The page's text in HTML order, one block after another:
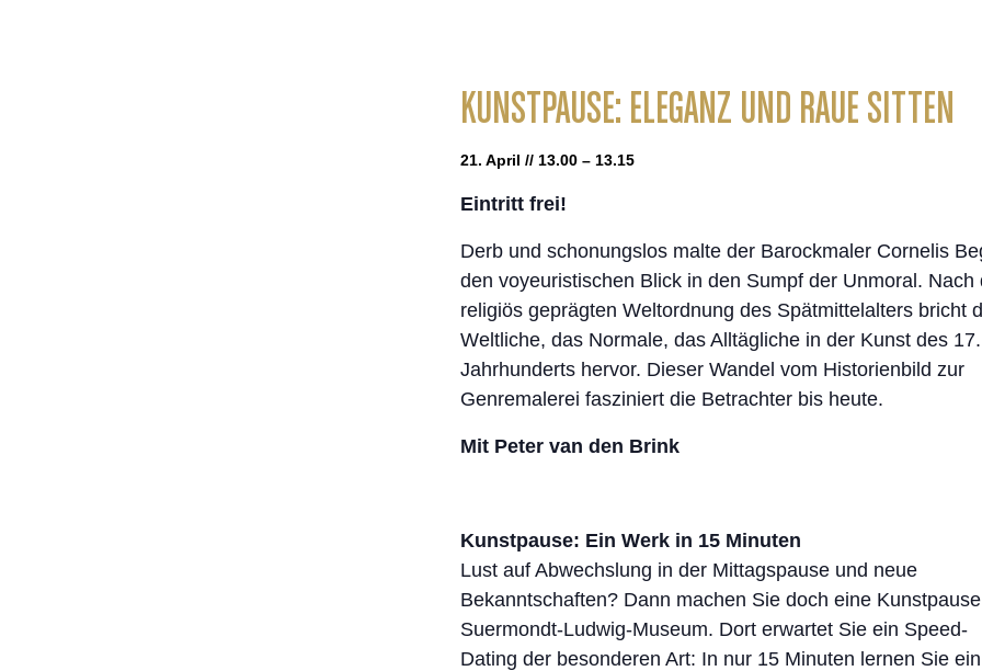
KUNSTPAUSE: ELEGANZ UND RAUE SITTEN
21. April // 13.00 – 13.15
Eintritt frei!
Derb und schonungslos malte der Barockmaler Cornelis
den voyeuristischen Blick in den Sumpf der Unmoral. Nach
religiös geprägten Weltordnung des Spätmittelalters bricht
Weltliche, das Normale, das Alltägliche in der Kunst des 17.
Jahrhunderts hervor. Dieser Wandel vom Historienbild zur
Genremalerei fasziniert die Betrachter bis heute.
Mit Peter van den Brink
Kunstpause: Ein Werk in 15 Minuten
Lust auf Abwechslung in der Mittagspause und neue
Bekanntschaften? Dann machen Sie doch eine
Suermondt-Ludwig-Museum. Dort erwartet Sie ein Speed-
Dating der besonderen Art: In nur 15 Minuten lernen Sie ein